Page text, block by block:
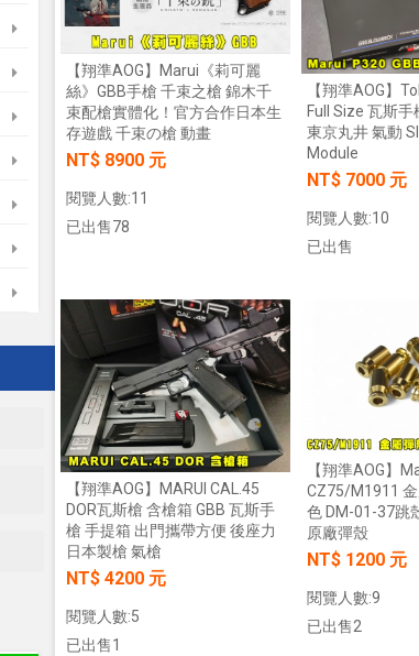
【翔準AOG】Marui《莉可麗
絲》GBB手槍 千束之槍 錦木千
束配槍實體化！官方合作日本生
存遊戲 千束の槍 動畫
NT$ 8900 元
閱覽人數:11
已出售78
【翔準AOG】
Full Size 瓦斯
東京丸井 氣動
Module
NT$ 7000 元
閱覽人數:10
已出售
【翔準AOG】MARUI CAL.45
DOR瓦斯槍 含槍箱 GBB 瓦斯手
槍 手提箱 出門攜帶方便 後座力
日本製槍 氣槍
NT$ 4200 元
閱覽人數:5
已出售1
【翔準AOG】
CZ75/M1911
色 DM-01-37跳
原廠彈殼
NT$ 1200 元
閱覽人數:9
已出售2